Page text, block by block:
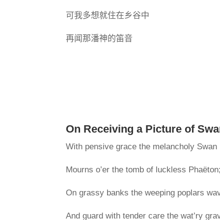
可我多想就住在乡谷中
再闻那潘神的笛音
On Receiving a Picture of
With pensive grace the melancholy Swan
Mourns o’er the tomb of luckless Phaëton;
On grassy banks the weeping poplars
And guard with tender care the wat’ry